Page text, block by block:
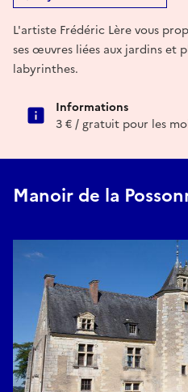
L'artiste Frédéric Lère vous
ses œuvres liées aux jardins et
labyrinthes.
Informations
3 € / gratuit pour les
Manoir de la